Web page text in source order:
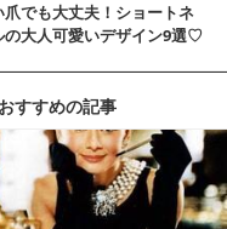
爪でも大丈夫！ショートネ
の大人可愛いデザイン9選♡
すすめの記事